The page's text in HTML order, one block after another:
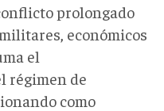
prolongado
económicos
el
régimen de
como